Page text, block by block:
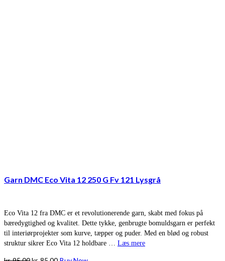
Garn DMC Eco Vita 12 250 G Fv 121 Lysgrå
Eco Vita 12 fra DMC er et revolutionerende garn, skabt med fokus på
bæredygtighed og kvalitet. Dette tykke, genbrugte bomuldsgarn er perfekt
til interiørprojekter som kurve, tæpper og puder. Med en blød og robust
struktur sikrer Eco Vita 12 holdbare … Læs mere